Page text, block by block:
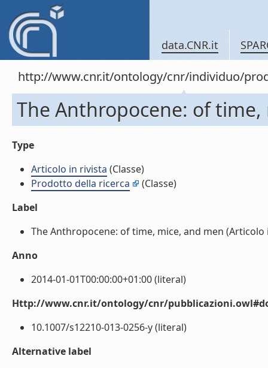
data.CNR.it
http://www.cnr.it/ontology/cnr/individuo/
The Anthropocene: of
Type
Articolo in rivista (Classe)
Prodotto della ricerca
(Classe)
Label
The Anthropocene: of time, mice, and men
Anno
2014-01-01T00:00:00+01:00 (literal)
Http://www.cnr.it/ontology/cnr/
10.1007/s12210-013-0256-y (literal)
Alternative label